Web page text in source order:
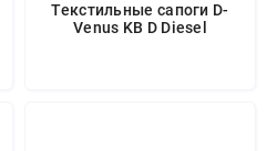
Текстильные сапоги D-
Venus KB D Diesel